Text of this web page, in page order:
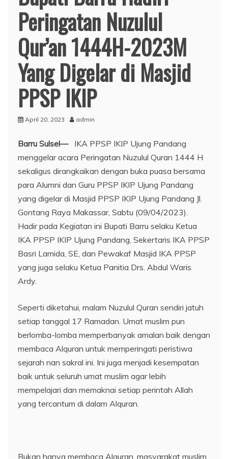
Peringatan Nuzulul
Qur’an 1444H-2023M
Yang Digelar di Masjid
PPSP IKIP
April 20, 2023 admin
Barru Sulsel— IKA PPSP IKIP Ujung Pandang
menggelar acara Peringatan Nuzulul Quran 1444 H
sekaligus dirangkaikan dengan buka puasa bersama
para Alumni dan Guru PPSP IKIP Ujung Pandang
yang digelar di Masjid PPSP IKIP Ujung Pandang Jl.
Gontang Raya Makassar, Sabtu (09/04/2023).
Hadir pada Kegiatan ini Bupati Barru selaku Ketua
IKA PPSP IKIP Ujung Pandang, Sekertaris IKA PPSP
Basri Lamida, SE, dan Pewakaf Masjid IKA PPSP
yang juga selaku Ketua Panitia Drs. Abdul Waris
Ardy.
Seperti diketahui, malam Nuzulul Quran sendiri jatuh
setiap tanggal 17 Ramadan. Umat muslim pun
berlomba-lomba memperbanyak amalan baik dengan
membaca Alquran untuk memperingati peristiwa
sejarah nan sakral ini. Ini juga menjadi kesempatan
baik untuk seluruh umat muslim agar lebih
mempelajari dan memaknai setiap perintah Allah
yang tercantum di dalam Alquran.
Bukan hanya membaca Alquran, masyarakat muslim